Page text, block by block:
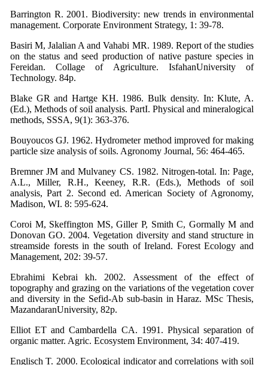
Barrington R. 2001. Biodiversity: new trends in environmental
management. Corporate Environment Strategy, 1: 39-78.
Basiri M, Jalalian A and Vahabi MR. 1989. Report of the studies
on the status and seed production of native pasture species in
Fereidan. Collage of Agriculture. IsfahanUniversity of
Technology. 84p.
Blake GR and Hartge KH. 1986. Bulk density. In: Klute, A.
(Ed.), Methods of soil analysis. PartI. Physical and mineralogical
methods, SSSA, 9(1): 363-376.
Bouyoucos GJ. 1962. Hydrometer method improved for making
particle size analysis of soils. Agronomy Journal, 56: 464-465.
Bremner JM and Mulvaney CS. 1982. Nitrogen-total. In: Page,
A.L., Miller, R.H., Keeney, R.R. (Eds.), Methods of soil
analysis, Part 2. Second ed. American Society of Agronomy,
Madison, WI. 8: 595-624.
Coroi M, Skeffington MS, Giller P, Smith C, Gormally M and
Donovan GO. 2004. Vegetation diversity and stand structure in
streamside forests in the south of Ireland. Forest Ecology and
Management, 202: 39-57.
Ebrahimi Kebrai kh. 2002. Assessment of the effect of
topography and grazing on the variations of the vegetation cover
and diversity in the Sefid-Ab sub-basin in Haraz. MSc Thesis,
MazandaranUniversity, 82p.
Elliot ET and Cambardella CA. 1991. Physical separation of
organic matter. Agric. Ecosystem Environment, 34: 407-419.
Englisch T. 2000. Ecological indicator and correlations with soil